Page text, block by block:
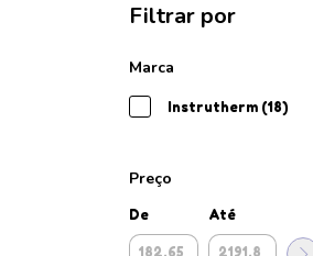
Filtrar por
Marca
Instrutherm (18)
Preço
De Até